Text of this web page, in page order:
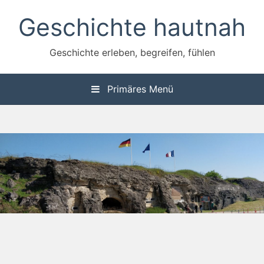
Inhalt
springenGeschichte hautnah
Geschichte erleben, begreifen, fühlen
Primäres Menü